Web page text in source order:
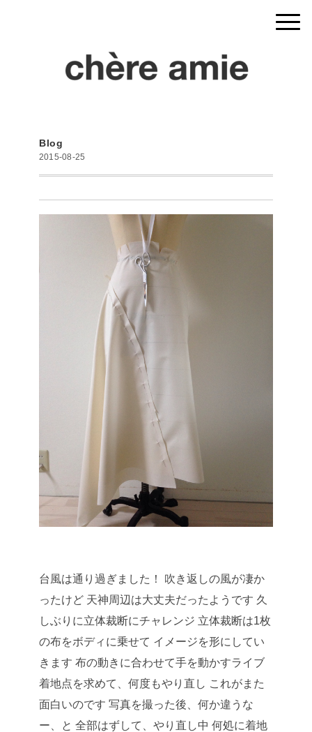
Blog
2015-08-25
台風は通り過ぎました！
吹き返しの風が凄か
ったけど 天神周辺は大丈夫だったようです 久
しぶりに立体裁断にチャレンジ 立体裁断は1枚
の布をボディに乗せて イメージを形にしてい
きます 布の動きに合わせて手を動かすライブ
着地点を求めて、何度もやり直し これがまた
面白いのです 写真を撮った後、何か違うな
ー、と 全部はずして、やり直し中 何処に着地